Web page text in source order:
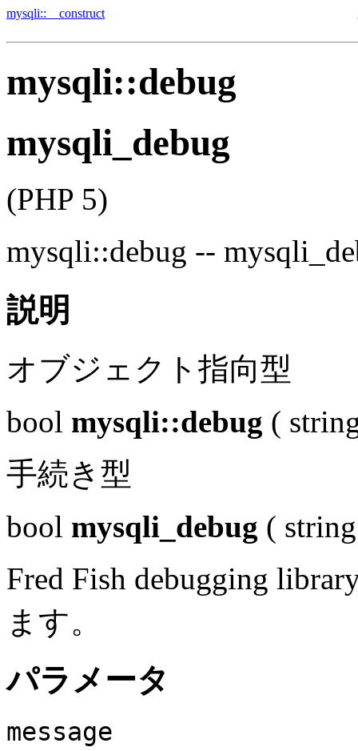
mysqli::__construct
mysqli::debug
mysqli_debug
(PHP 5)
mysqli::debug --
説明
オブジェクト指向型
bool mysqli::debug (
手続き型
bool mysqli_debug ( string
Fred Fish debugging
ます。
パラメータ
message